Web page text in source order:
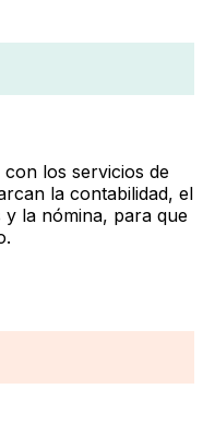
con los servicios de
la contabilidad, el
la nómina, para que